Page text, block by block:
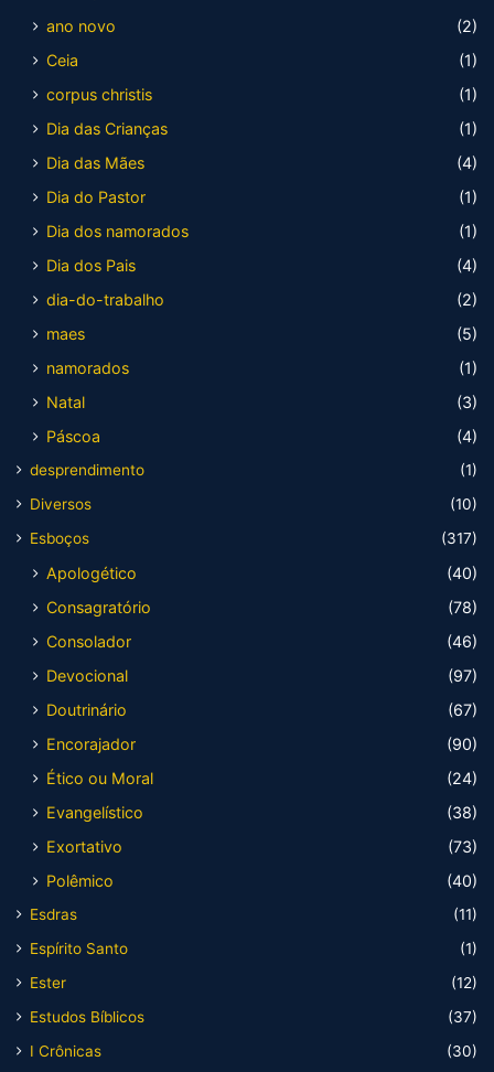
ano novo
(2)
Ceia
(1)
corpus christis
(1)
Dia das Crianças
(1)
Dia das Mães
(4)
Dia do Pastor
(1)
Dia dos namorados
(1)
Dia dos Pais
(4)
dia-do-trabalho
(2)
maes
(5)
namorados
(1)
Natal
(3)
Páscoa
(4)
desprendimento
(1)
Diversos
(10)
Esboços
(317)
Apologético
(40)
Consagratório
(78)
Consolador
(46)
Devocional
(97)
Doutrinário
(67)
Encorajador
(90)
Ético ou Moral
(24)
Evangelístico
(38)
Exortativo
(73)
Polêmico
(40)
Esdras
(11)
Espírito Santo
(1)
Ester
(12)
Estudos Bíblicos
(37)
I Crônicas
(30)